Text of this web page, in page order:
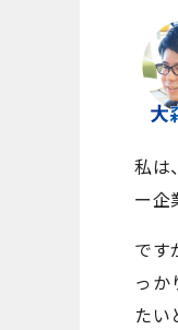
私は
ー企
です
っか
たい